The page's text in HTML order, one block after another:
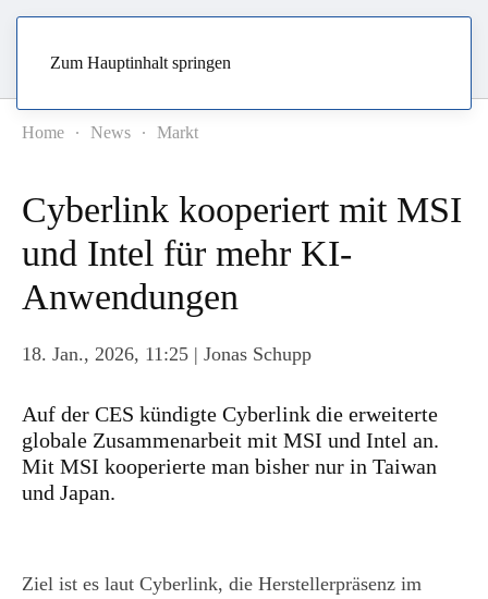
Zum Hauptinhalt springen
Home News Markt
Cyberlink kooperiert mit MSI
und Intel für mehr KI-
Anwendungen
18. Jan., 2026, 11:25 | Jonas Schupp
Auf der CES kündigte Cyberlink die erweiterte
globale Zusammenarbeit mit MSI und Intel an.
Mit MSI kooperierte man bisher nur in Taiwan
und Japan.
Ziel ist es laut Cyberlink, die Herstellerpräsenz im